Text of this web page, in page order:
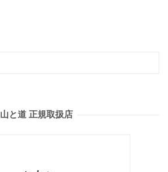
山と道 正規取扱店